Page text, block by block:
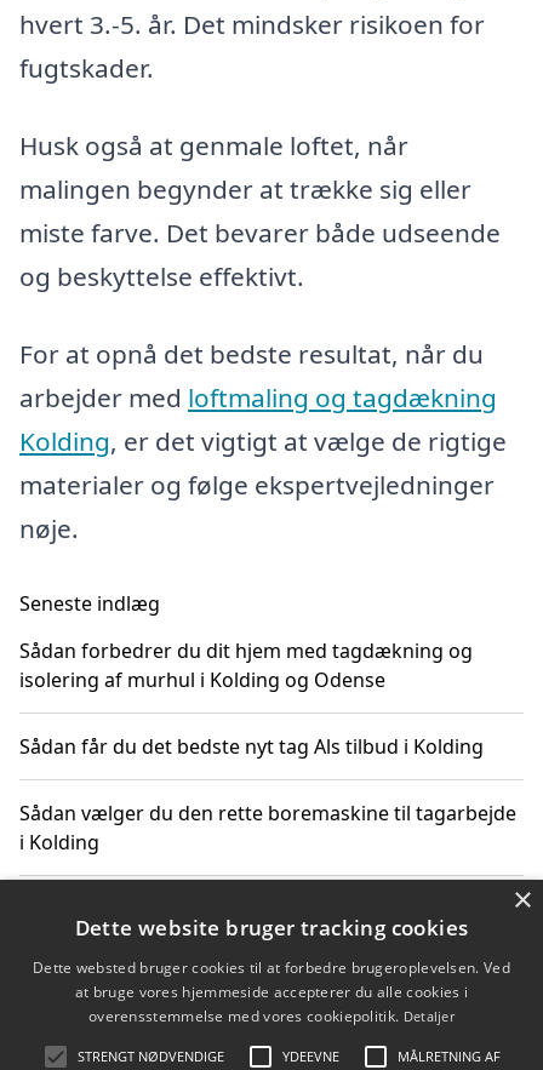
hvert 3.-5. år. Det mindsker risikoen for
fugtskader.
Husk også at genmale loftet, når
malingen begynder at trække sig eller
miste farve. Det bevarer både udseende
og beskyttelse effektivt.
For at opnå det bedste resultat, når du
arbejder med loftmaling og tagdækning
Kolding, er det vigtigt at vælge de rigtige
materialer og følge ekspertvejledninger
nøje.
Seneste indlæg
Sådan forbedrer du dit hjem med tagdækning og
isolering af murhul i Kolding og Odense
Sådan får du det bedste nyt tag Als tilbud i Kolding
Sådan vælger du den rette boremaskine til tagarbejde
i Kolding
De mest anbefalede tagfirmaer i Kolding – her er, hvad
du skal kigge efter
Sådan skaber du den perfekte oase med tagterrasse
×
Dette website bruger tracking cookies
Dette websted bruger cookies til at forbedre brugeroplevelsen. Ved
at bruge vores hjemmeside accepterer du alle cookies i
overensstemmelse med vores cookiepolitik. Detaljer
STRENGT NØDVENDIGE YDEEVNE MÅLRETNING AF